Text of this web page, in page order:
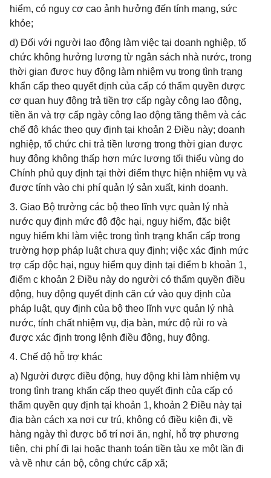
hiểm, có nguy cơ cao ảnh hưởng đến tính mạng, sức
khỏe;
d) Đối với người lao động làm việc tại doanh nghiệp, tổ
chức không hưởng lương từ ngân sách nhà nước, trong
thời gian được huy động làm nhiệm vụ trong tình trạng
khẩn cấp theo quyết định của cấp có thẩm quyền được
cơ quan huy động trả tiền trợ cấp ngày công lao động,
tiền ăn và trợ cấp ngày công lao động tăng thêm và các
chế độ khác theo quy định tại khoản 2 Điều này; doanh
nghiệp, tổ chức chi trả tiền lương trong thời gian được
huy động không thấp hơn mức lương tối thiểu vùng do
Chính phủ quy định tại thời điểm thực hiện nhiệm vụ và
được tính vào chi phí quản lý sản xuất, kinh doanh.
3. Giao Bộ trưởng các bộ theo lĩnh vực quản lý nhà
nước quy định mức độ độc hại, nguy hiểm, đặc biệt
nguy hiểm khi làm việc trong tình trạng khẩn cấp trong
trường hợp pháp luật chưa quy định; việc xác định mức
trợ cấp độc hại, nguy hiểm quy định tại điểm b khoản 1,
điểm c khoản 2 Điều này do người có thẩm quyền điều
động, huy động quyết định căn cứ vào quy định của
pháp luật, quy định của bộ theo lĩnh vực quản lý nhà
nước, tính chất nhiệm vụ, địa bàn, mức độ rủi ro và
được xác định trong lệnh điều động, huy động.
4. Chế độ hỗ trợ khác
a) Người được điều động, huy động khi làm nhiệm vụ
trong tình trạng khẩn cấp theo quyết định của cấp có
thẩm quyền quy định tại khoản 1, khoản 2 Điều này tại
địa bàn cách xa nơi cư trú, không có điều kiện đi, về
hàng ngày thì được bố trí nơi ăn, nghỉ, hỗ trợ phương
tiện, chi phí đi lại hoặc thanh toán tiền tàu xe một lần đi
và về như cán bộ, công chức cấp xã;